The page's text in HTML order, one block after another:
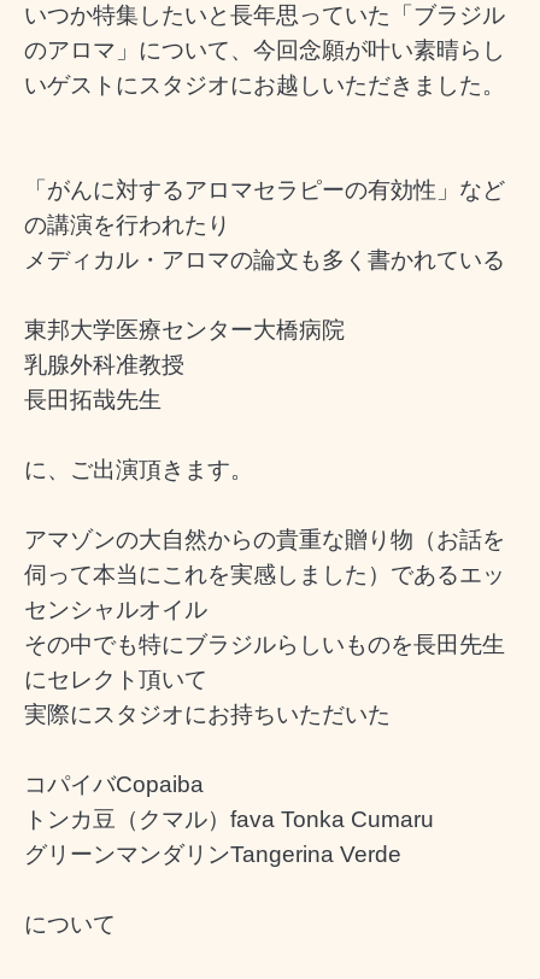
いつか特集したいと長年思っていた「ブラジル
のアロマ」について、 今回念願が叶い素晴らし
いゲストにスタジオにお越しいただきました。
「がんに対するアロマセラピーの有効性」など
の講演を行われたり
メディカル・アロマの論文も多く書かれている
東邦大学医療センター大橋病院
乳腺外科准教授
長田拓哉先生
に、ご出演頂きます。
アマゾンの大自然からの貴重な贈り物（お話を
伺って本当にこれを実感しました）であるエッ
センシャルオイル
その中でも特にブラジルらしいものを長田先生
にセレクト頂いて
実際にスタジオにお持ちいただいた
コパイバCopaiba
トンカ豆（クマル）fava Tonka Cumaru
グリーンマンダリンTangerina Verde
について